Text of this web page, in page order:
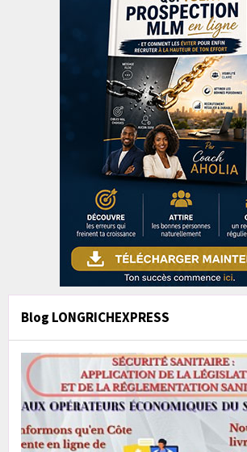
Blog LONGRICHEXPRESS